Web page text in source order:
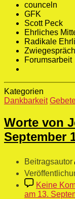
counceln
GFK
Scott Peck
Ehrliches
Radikale
Forumsarbeit
Kategorien
Dankbarkeit
Worte von
September
Beitragsautor
Keine
am 13.